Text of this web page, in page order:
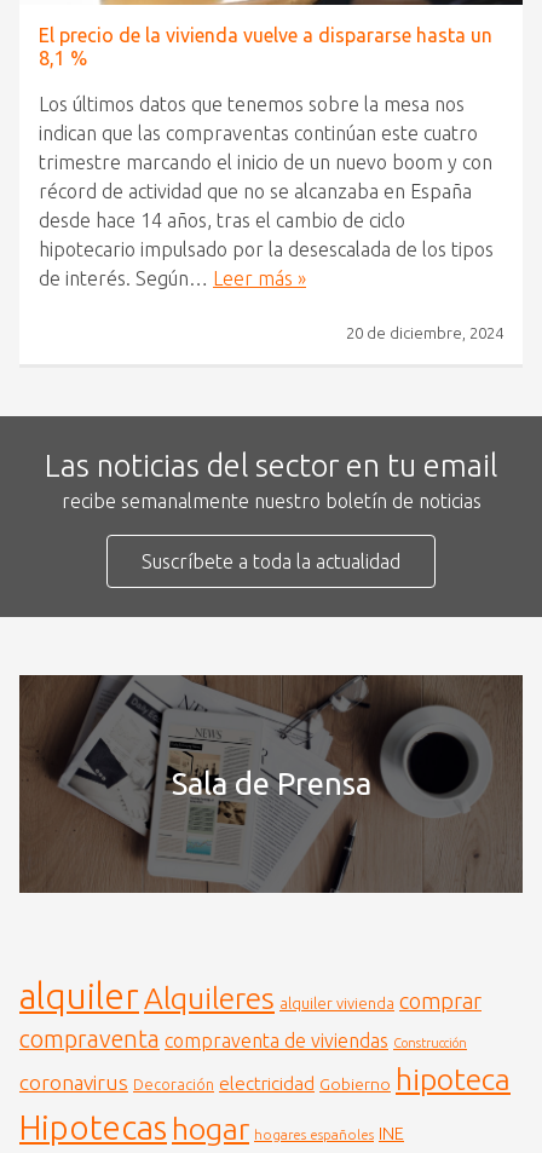
El precio de la vivienda vuelve a dispararse hasta un
8,1 %
Los últimos datos que tenemos sobre la mesa nos
indican que las compraventas continúan este cuatro
trimestre marcando el inicio de un nuevo boom y con
récord de actividad que no se alcanzaba en España
desde hace 14 años, tras el cambio de ciclo
hipotecario impulsado por la desescalada de los tipos
de interés. Según… Leer más »
20 de diciembre, 2024
Las noticias del sector en tu email
recibe semanalmente nuestro boletín de noticias
Suscríbete a toda la actualidad
Sala de Prensa
alquilerAlquileres alquiler vivienda comprar
compraventa compraventa de viviendas Construcción
coronavirus Decoración electricidad Gobierno hipoteca
Hipotecas hogar hogares españoles INE